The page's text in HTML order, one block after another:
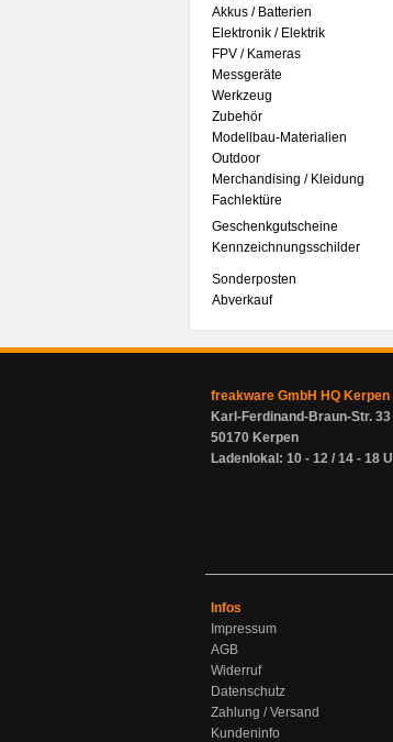
Akkus / Batterien
Elektronik / Elektrik
FPV / Kameras
Messgeräte
Werkzeug
Zubehör
Modellbau-Materialien
Outdoor
Merchandising / Kleidung
Fachlektüre
Geschenkgutscheine
Kennzeichnungsschilder
Sonderposten
Abverkauf
freakware GmbH HQ Kerpen
Karl-Ferdinand-Braun-Str. 33
50170 Kerpen
Ladenlokal: 10 - 12 / 14 - 18
Infos
Impressum
AGB
Widerruf
Datenschutz
Zahlung / Versand
Kundeninfo